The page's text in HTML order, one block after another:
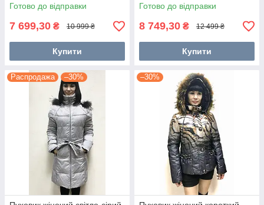
Готово до відправки
7 699,30 ₴ 10 999 ₴
Купити
молодіжний
Готово до відправки
8 749,30 ₴ 12 499 ₴
Купити
Распродажа –30% –30%